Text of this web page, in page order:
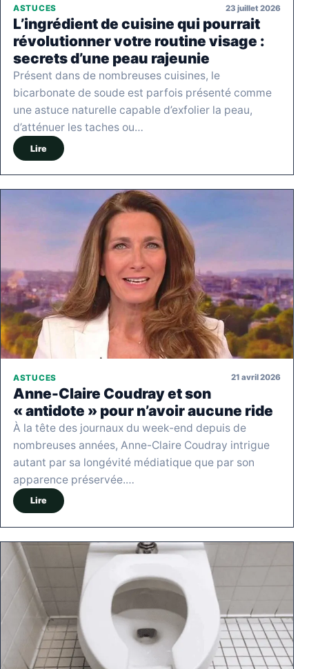
ASTUCES 23 juillet 2026
L’ingrédient de cuisine qui pourrait
révolutionner votre routine visage :
secrets d’une peau rajeunie
Présent dans de nombreuses cuisines, le
bicarbonate de soude est parfois présenté comme
une astuce naturelle capable d’exfolier la peau,
d’atténuer les taches ou…
Lire
ASTUCES 21 avril 2026
Anne-Claire Coudray et son
« antidote » pour n’avoir aucune ride
À la tête des journaux du week-end depuis de
nombreuses années, Anne-Claire Coudray intrigue
autant par sa longévité médiatique que par son
apparence préservée.…
Lire